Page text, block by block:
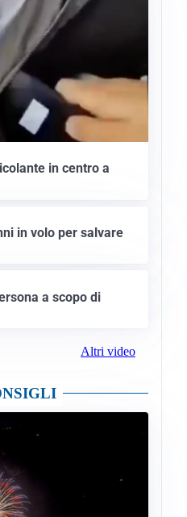
in centro a
in volo per salvare
a scopo di
Altri video